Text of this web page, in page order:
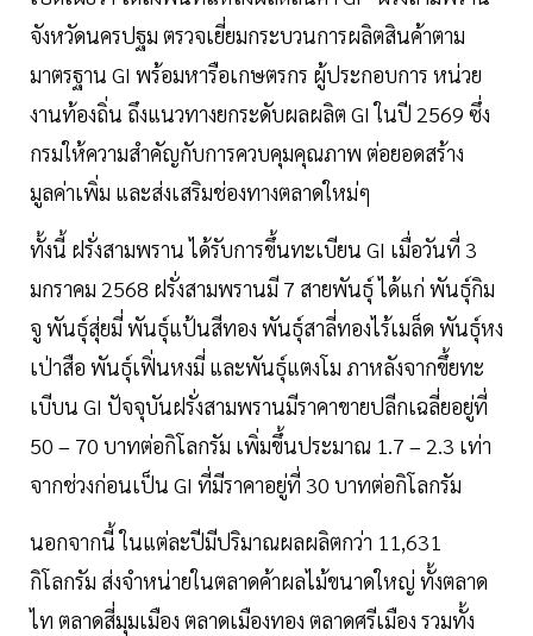
จังหวัดนครปฐม ตรวจเยี่ยมกระบวนการผลิตสินค้าตาม
มาตรฐาน GI พร้อมหารือเกษตรกร ผู้ประกอบการ หน่วย
งานท้องถิ่น ถึงแนวทางยกระดับผลผลิต GI ในปี 2569 ซึ่ง
กรมให้ความสำคัญกับการควบคุมคุณภาพ ต่อยอดสร้าง
มูลค่าเพิ่ม และส่งเสริมช่องทางตลาดใหม่ๆ
ทั้งนี้ ฝรั่งสามพราน ได้รับการขึ้นทะเบียน GI เมื่อวันที่ 3
มกราคม 2568 ฝรั่งสามพรานมี 7 สายพันธุ์ ได้แก่ พันธุ์กิม
จู พันธุ์สุ่ยมี่ พันธุ์แป้นสีทอง พันธุ์สาลี่ทองไร้เมล็ด พันธุ์หง
เป่าสือ พันธุ์เฟิ่นหงมี่ และพันธุ์แตงโม ภาหลังจากขึ้ยทะ
เบีบน GI ปัจจุบันฝรั่งสามพรานมีราคาขายปลีกเฉลี่ยอยู่ที่
50 – 70 บาทต่อกิโลกรัม เพิ่มขึ้นประมาณ 1.7 – 2.3 เท่า
จากช่วงก่อนเป็น GI ที่มีราคาอยู่ที่ 30 บาทต่อกิโลกรัม
นอกจากนี้ ในแต่ละปีมีปริมาณผลผลิตกว่า 11,631
กิโลกรัม ส่งจำหน่ายในตลาดค้าผลไม้ขนาดใหญ่ ทั้งตลาด
ไท ตลาดสี่มุมเมือง ตลาดเมืองทอง ตลาดศรีเมือง รวมทั้ง